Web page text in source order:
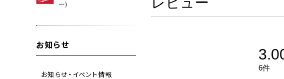
ー)
お知らせ
お知らせ・イベント情報
6件